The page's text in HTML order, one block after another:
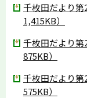
千枚田だより第
1,415KB）
千枚田だより第
875KB）
千枚田だより第
575KB）